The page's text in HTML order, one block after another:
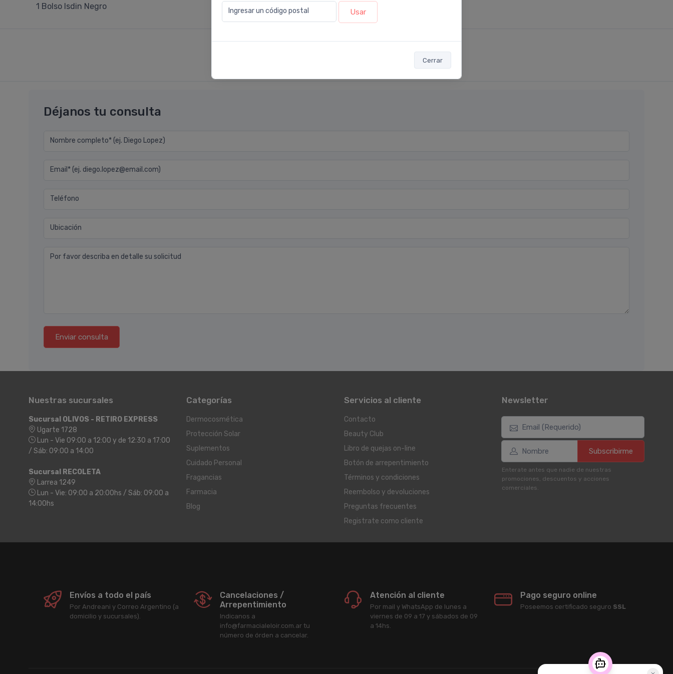
Ingresar un código postal Usar
Cerrar
1 Bolso Isdin Negro
Déjanos tu consulta
Nombre completo* (ej. Diego Lopez)
Email* (ej. diego.lopez@email.com)
Teléfono
Ubicación
Por favor describa en detalle su solicitud
Enviar consulta
Nuestras sucursales
Sucursal OLIVOS - RETIRO EXPRESS
Ugarte 1728
Lun - Vie 09:00 a 12:00 y de 12:30 a 17:00
/ Sáb: 09:00 a 14:00
Sucursal RECOLETA
Larrea 1249
Lun - Vie: 09:00 a 20:00hs / Sáb: 09:00 a
14:00hs
Categorías
Dermocosmética
Protección Solar
Suplementos
Cuidado Personal
Fragancias
Farmacia
Blog
Servicios al cliente
Contacto
Beauty Club
Libro de quejas on-line
Botón de arrepentimiento
Términos y condiciones
Reembolso y devoluciones
Preguntas frecuentes
Registrate como cliente
Newsletter
Subscribirme
Enterate antes que nadie de nuestras
promociones, descuentos y acciones
comerciales.
Envíos a todo el país
Por Andreani y Correo Argentino (a
domicilio y sucursales).
Cancelaciones /
Arrepentimiento
Indicanos a
info@farmacialeloir.com.ar tu
número de órden a cancelar.
Atención al cliente
Por mail y WhatsApp de lunes a
viernes de 09 a 17 y sábados de 09
a 14hs.
Pago seguro online
Poseemos certificado seguro SSL